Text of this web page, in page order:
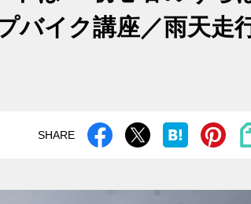
メンテナ
バイク講座／雨天走
SHARE